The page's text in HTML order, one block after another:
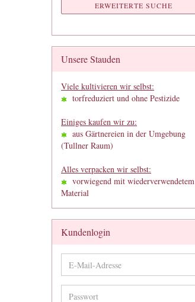
ERWEITERTE SUCHE
Unsere Stauden
Viele kultivieren wir selbst:
torfreduziert und ohne Pestizide
Einiges kaufen wir zu:
aus Gärtnereien in der Umgebung
(Tullner Raum)
Alles verpacken wir selbst:
vorwiegend mit wiederverwendetem
Material
Kundenlogin
E-
Mail-
Adresse
Passwort